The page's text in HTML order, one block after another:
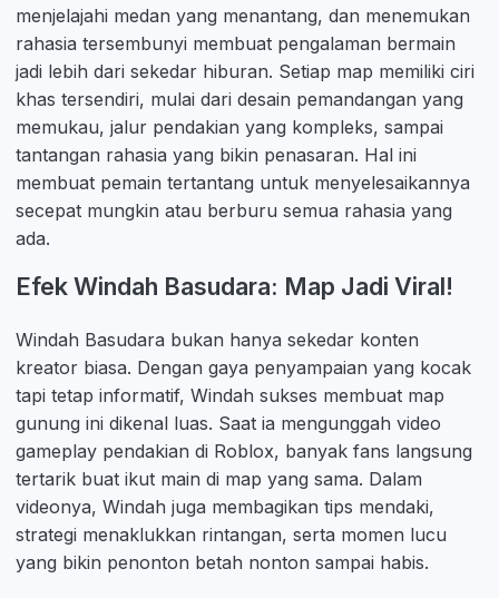
menjelajahi medan yang menantang, dan menemukan
rahasia tersembunyi membuat pengalaman bermain
jadi lebih dari sekedar hiburan. Setiap map memiliki ciri
khas tersendiri, mulai dari desain pemandangan yang
memukau, jalur pendakian yang kompleks, sampai
tantangan rahasia yang bikin penasaran. Hal ini
membuat pemain tertantang untuk menyelesaikannya
secepat mungkin atau berburu semua rahasia yang
ada.
Efek Windah Basudara: Map Jadi Viral!
Windah Basudara bukan hanya sekedar konten
kreator biasa. Dengan gaya penyampaian yang kocak
tapi tetap informatif, Windah sukses membuat map
gunung ini dikenal luas. Saat ia mengunggah video
gameplay pendakian di Roblox, banyak fans langsung
tertarik buat ikut main di map yang sama. Dalam
videonya, Windah juga membagikan tips mendaki,
strategi menaklukkan rintangan, serta momen lucu
yang bikin penonton betah nonton sampai habis.